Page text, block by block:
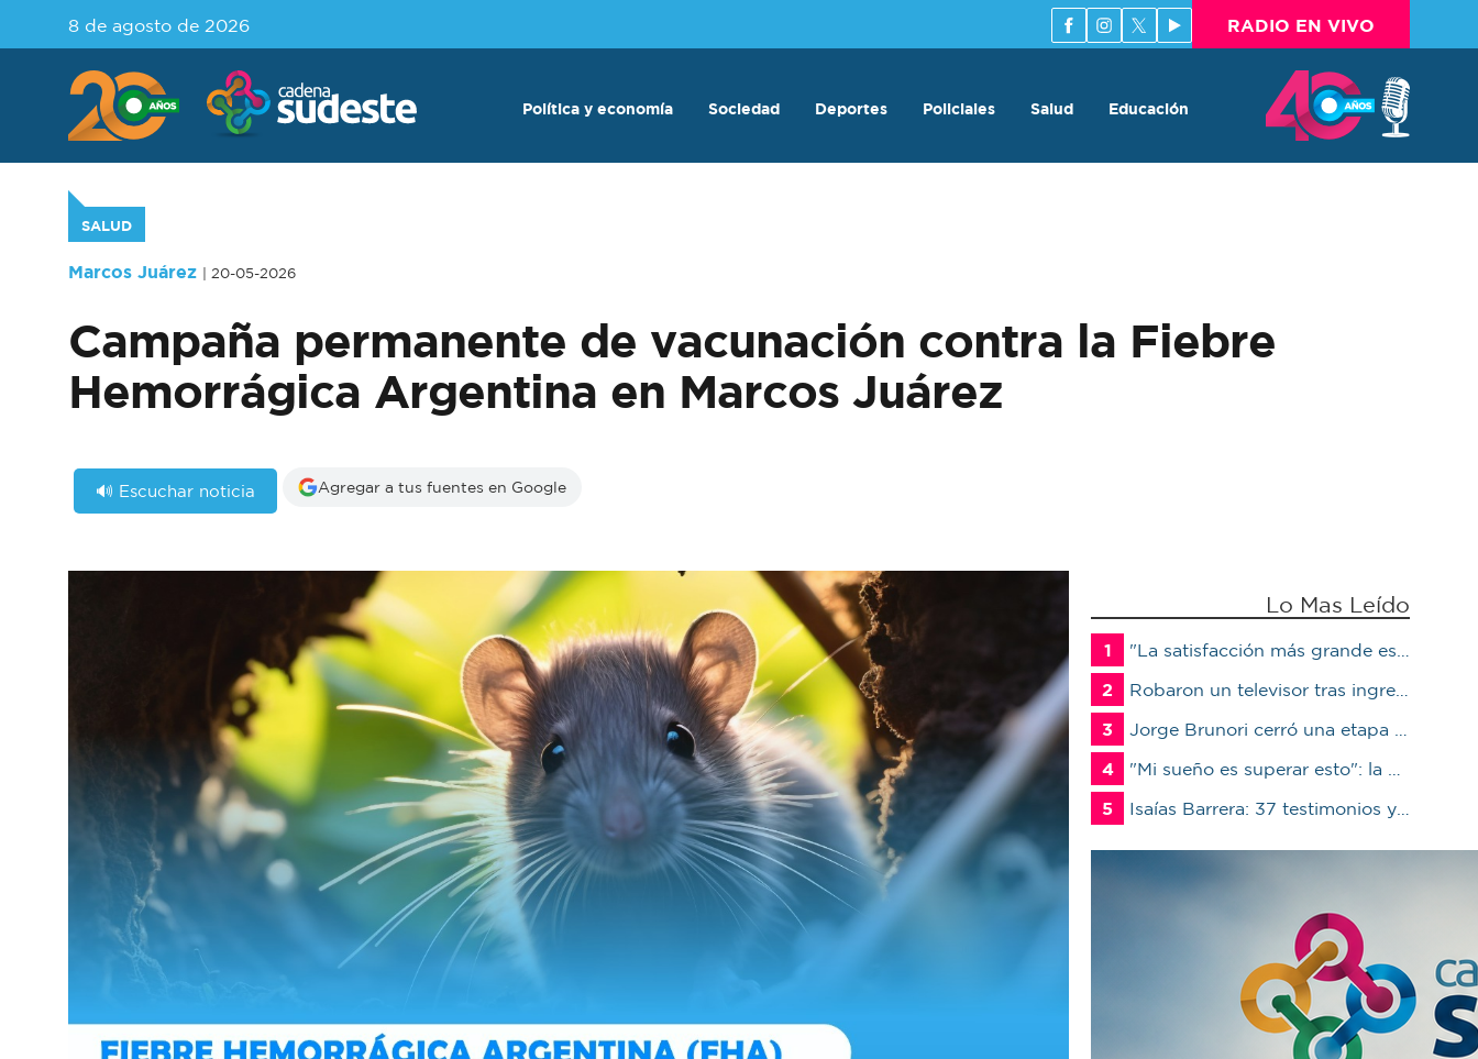
8 de agosto de 2026 RADIO EN VIVO
Política y economía Sociedad Deportes Policiales Salud Educación
SALUD
Marcos Juárez | 20-05-2026
Campaña permanente de vacunación contra la Fiebre
Hemorrágica Argentina en Marcos Juárez
🔊 Escuchar noticia Agregar a tus fuentes en Google
Lo Mas Leído
1
"La satisfacción más grande es ver a un alumno trabajando": Jorge Vicente se jubiló luego de 38 años en el IPET51
2
Robaron un televisor tras ingresar a un quincho en una vivienda de Marcos Juárez
3
Jorge Brunori cerró una etapa de 41 años en el INTA: “Me voy de mi casa para irme a mi casa”
4
"Mi sueño es superar esto": la carrera de Mateo contra el tiempo por un trasplante
5
Isaías Barrera: 37 testimonios y descartan terceros en Marcos Juárez